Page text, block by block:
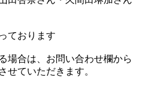
ております
場合は、お問い合わせ欄から
せていただきます。